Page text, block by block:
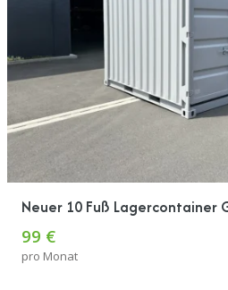
Neuer 10 Fuß Lagercontainer
99 €
pro Monat